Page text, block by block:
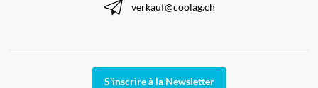
verkauf@coolag.ch
S'inscrire à la Newsletter